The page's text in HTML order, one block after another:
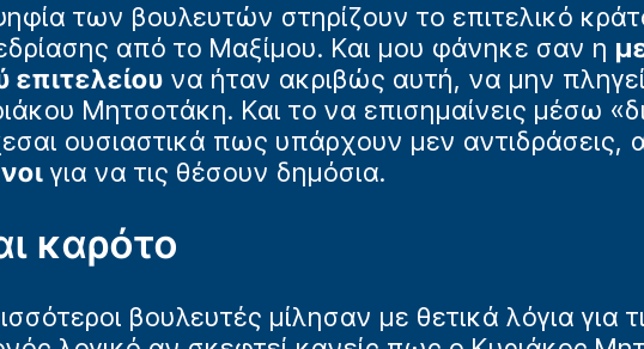
των βουλευτών στηρίζουν το επιτελικό
από το Μαξίμου. Και μου φάνηκε σαν η
να ήταν ακριβώς αυτή, να μην
Μητσοτάκη. Και το να επισημαίνεις μέσω
ουσιαστικά πως υπάρχουν μεν αντιδράσεις,
για να τις θέσουν δημόσια.
καρότο
βουλευτές μίλησαν με θετικά λόγια για